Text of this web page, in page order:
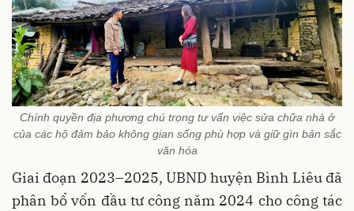
Chính quyền địa phương chú trọng tư vấn việc sửa chữa nhà ở
của các hộ đảm bảo không gian sống phù hợp và giữ gìn bản sắc
văn hóa
Giai đoạn 2023–2025, UBND huyện Bình Liêu đã
phân bổ vốn đầu tư công năm 2024 cho công tác